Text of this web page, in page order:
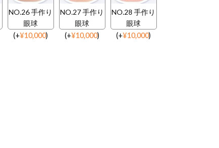
NO.26 手作り
眼球
(+¥10,000)
NO.27 手作り
眼球
(+¥10,000)
NO.28 手作り
眼球
(+¥10,000)